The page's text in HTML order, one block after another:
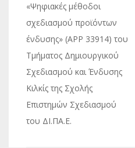
«Ψηφιακές μέθοδοι
σχεδιασμού προϊόντων
ένδυσης» (APP 33914) του
Τμήματος Δημιουργικού
Σχεδιασμού και Ένδυσης
Κιλκίς της Σχολής
Επιστημών Σχεδιασμού
του ΔΙ.ΠΑ.Ε.